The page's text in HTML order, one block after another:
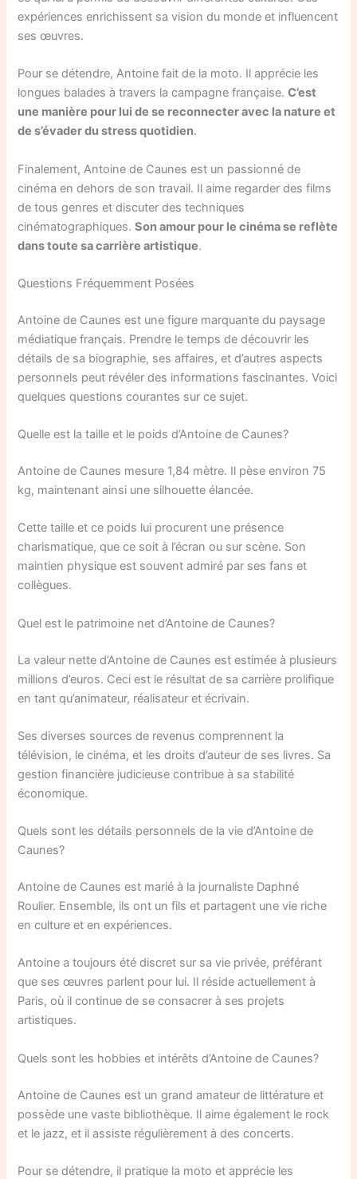
expériences enrichissent sa vision du monde et influencent
ses œuvres.
Pour se détendre, Antoine fait de la moto. Il apprécie les
longues balades à travers la campagne française.C’est
une manière pour lui de se reconnecter avec la nature et
de s’évader du stress quotidien.
Finalement, Antoine de Caunes est un passionné de
cinéma en dehors de son travail. Il aime regarder des films
de tous genres et discuter des techniques
cinématographiques.Son amour pour le cinéma se reflète
dans toute sa carrière artistique.
Questions Fréquemment Posées
Antoine de Caunes est une figure marquante du paysage
médiatique français. Prendre le temps de découvrir les
détails de sa biographie, ses affaires, et d’autres aspects
personnels peut révéler des informations fascinantes. Voici
quelques questions courantes sur ce sujet.
Quelle est la taille et le poids d’Antoine de Caunes?
Antoine de Caunes mesure 1,84 mètre. Il pèse environ 75
kg, maintenant ainsi une silhouette élancée.
Cette taille et ce poids lui procurent une présence
charismatique, que ce soit à l’écran ou sur scène. Son
maintien physique est souvent admiré par ses fans et
collègues.
Quel est le patrimoine net d’Antoine de Caunes?
La valeur nette d’Antoine de Caunes est estimée à plusieurs
millions d’euros. Ceci est le résultat de sa carrière prolifique
en tant qu’animateur, réalisateur et écrivain.
Ses diverses sources de revenus comprennent la
télévision, le cinéma, et les droits d’auteur de ses livres. Sa
gestion financière judicieuse contribue à sa stabilité
économique.
Quels sont les détails personnels de la vie d’Antoine de
Caunes?
Antoine de Caunes est marié à la journaliste Daphné
Roulier. Ensemble, ils ont un fils et partagent une vie riche
en culture et en expériences.
Antoine a toujours été discret sur sa vie privée, préférant
que ses œuvres parlent pour lui. Il réside actuellement à
Paris, où il continue de se consacrer à ses projets
artistiques.
Quels sont les hobbies et intérêts d’Antoine de Caunes?
Antoine de Caunes est un grand amateur de littérature et
possède une vaste bibliothèque. Il aime également le rock
et le jazz, et il assiste régulièrement à des concerts.
Pour se détendre, il pratique la moto et apprécie les